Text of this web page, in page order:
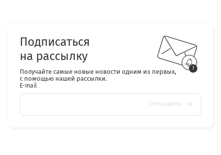
Подписаться
на рассылку
Получайте самые новые новости одним из первых,
с помощью нашей рассылки.
E-mail
Отправить